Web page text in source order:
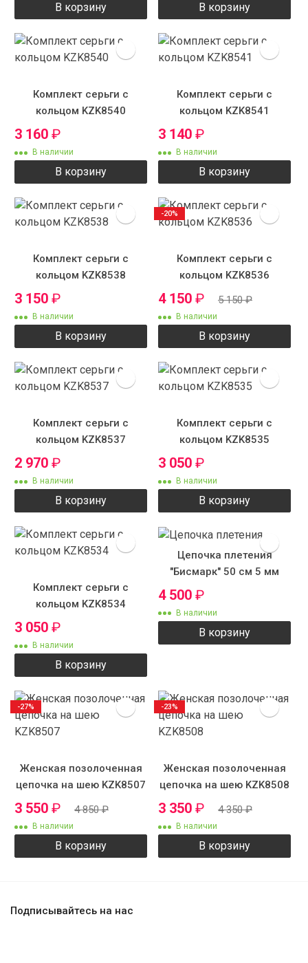
В корзину В корзину
Комплект серьги с
кольцом KZK8540
3 160 ₽
В наличии
В корзину
Комплект серьги с
кольцом KZK8541
3 140 ₽
В наличии
В корзину
Комплект серьги с
кольцом KZK8538
3 150 ₽
В наличии
В корзину
Комплект серьги с
кольцом KZK8536
4 150 ₽ 5 150₽
В наличии
В корзину
-20%
Комплект серьги с
кольцом KZK8537
2 970 ₽
В наличии
В корзину
Комплект серьги с
кольцом KZK8535
3 050 ₽
В наличии
В корзину
Комплект серьги с
кольцом KZK8534
3 050 ₽
В наличии
В корзину
Цепочка плетения
"Бисмарк" 50 см 5 мм
4 500 ₽
В наличии
В корзину
Женская позолоченная
цепочка на шею KZK8507
3 550 ₽ 4 850₽
В наличии
В корзину
-27%
Женская позолоченная
цепочка на шею KZK8508
3 350 ₽ 4 350₽
В наличии
В корзину
-23%
Подписывайтесь на нас